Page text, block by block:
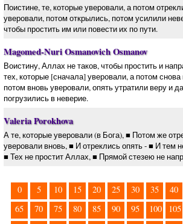
Поистине, те, которые уверовали, а потом
уверовали, потом открылись, потом усилили
чтобы простить им или повести их по пути.
Magomed-Nuri Osmanovich Osmanov
Воистину, Аллах не таков, чтобы простить и
тех, которые [сначала] уверовали, а потом снова
потом вновь уверовали, опять утратили веру и
погрузились в неверие.
Valeria Porokhova
А те, которые уверовали (в Бога), ■ Потом же
уверовали вновь, ■ И отреклись опять - ■ И тем
■ Тех не простит Аллах, ■ Прямой стезею не
0 5 10 15 20 25 30 35 40
65
70 75 80 85 90 95 100 105